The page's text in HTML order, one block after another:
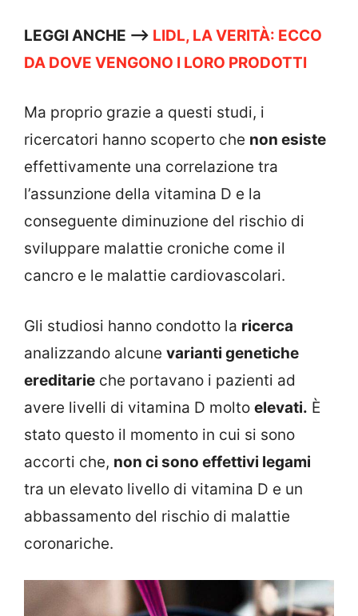
LEGGI ANCHE –> LIDL, LA VERITÀ: ECCO
DA DOVE VENGONO I LORO PRODOTTI
Ma proprio grazie a questi studi, i
ricercatori hanno scoperto che non esiste
effettivamente una correlazione tra
l’assunzione della vitamina D e la
conseguente diminuzione del rischio di
sviluppare malattie croniche come il
cancro e le malattie cardiovascolari.
Gli studiosi hanno condotto la ricerca
analizzando alcune varianti genetiche
ereditarie che portavano i pazienti ad
avere livelli di vitamina D molto elevati. È
stato questo il momento in cui si sono
accorti che, non ci sono effettivi legami
tra un elevato livello di vitamina D e un
abbassamento del rischio di malattie
coronariche.